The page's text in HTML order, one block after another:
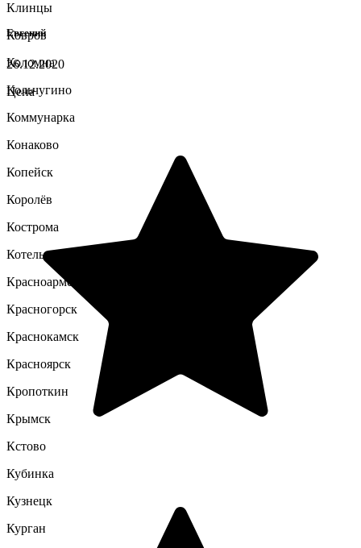
Евгений
26.12.2020
Цена
Клинцы
Ковров
Коломна
Кольчугино
Коммунарка
Конаково
Копейск
Королёв
Кострома
Котельники
Красноармейск
Красногорск
Краснокамск
Красноярск
Кропоткин
Крымск
Кстово
Кубинка
Кузнецк
Курган